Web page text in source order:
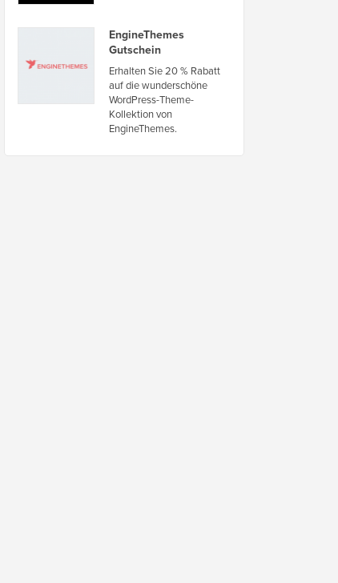
EngineThemes
Gutschein
Erhalten Sie 20 % Rabatt
auf die wunderschöne
WordPress-Theme-
Kollektion von
EngineThemes.